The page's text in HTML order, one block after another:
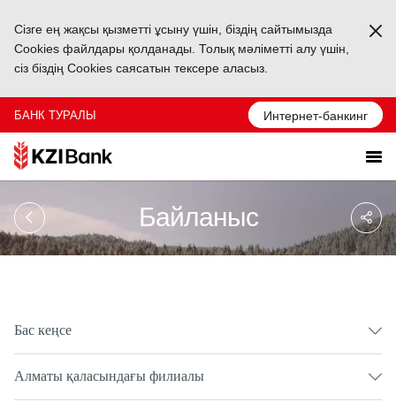
Сізге ең жақсы қызметті ұсыну үшін, біздің сайтымызда
Cookies файлдары қолданады. Толық мәліметті алу үшін,
сіз біздің Cookies саясатын тексере аласыз.
БАНК ТУРАЛЫ Интернет-банкинг
Байланыс
Бас кеңсе
Алматы қаласындағы филиалы